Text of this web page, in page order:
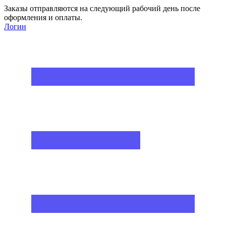
Заказы отправляются на следующий рабочий день после
оформления и оплаты.
Логин